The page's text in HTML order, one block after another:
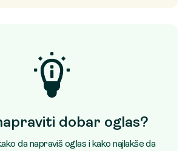
dobar oglas?
da napraviš oglas i kako najlakše da